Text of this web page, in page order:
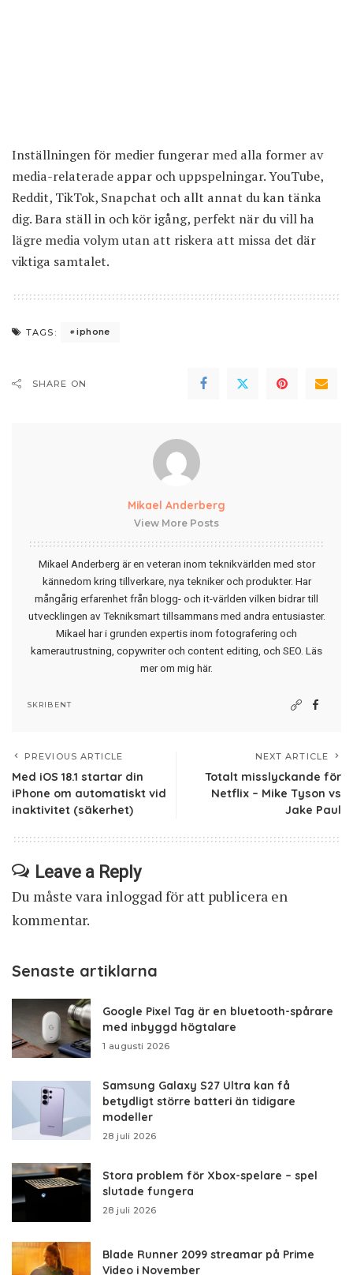
Inställningen för medier fungerar med alla former av
media-relaterade appar och uppspelningar. YouTube,
Reddit, TikTok, Snapchat och allt annat du kan tänka
dig. Bara ställ in och kör igång, perfekt när du vill ha
lägre media volym utan att riskera att missa det där
viktiga samtalet.
TAGS: iphone
SHARE ON
Mikael Anderberg
View More Posts
Mikael Anderberg är en veteran inom teknikvärlden med stor
kännedom kring tillverkare, nya tekniker och produkter. Har
mångårig erfarenhet från blogg- och it-världen vilken bidrar till
utvecklingen av Tekniksmart tillsammans med andra entusiaster.
Mikael har i grunden expertis inom fotografering och
kamerautrustning, copywriter och content editing, och SEO. Läs
mer om mig här.
SKRIBENT
PREVIOUS ARTICLE
Med iOS 18.1 startar din
iPhone om automatiskt vid
inaktivitet (säkerhet)
NEXT ARTICLE
Totalt misslyckande för
Netflix – Mike Tyson vs
Jake Paul
Leave a Reply
Du måste vara inloggad för att publicera en
kommentar.
Senaste artiklarna
Google Pixel Tag är en bluetooth-spårare
med inbyggd högtalare
1 augusti 2026
Samsung Galaxy S27 Ultra kan få
betydligt större batteri än tidigare
modeller
28 juli 2026
Stora problem för Xbox-spelare – spel
slutade fungera
28 juli 2026
Blade Runner 2099 streamar på Prime
Video i November